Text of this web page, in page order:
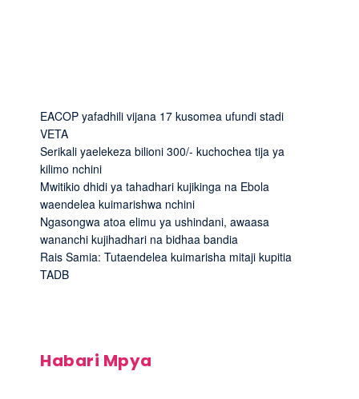
EACOP yafadhili vijana 17 kusomea ufundi stadi
VETA
Serikali yaelekeza bilioni 300/- kuchochea tija ya
kilimo nchini
Mwitikio dhidi ya tahadhari kujikinga na Ebola
waendelea kuimarishwa nchini
Ngasongwa atoa elimu ya ushindani, awaasa
wananchi kujihadhari na bidhaa bandia
Rais Samia: Tutaendelea kuimarisha mitaji kupitia
TADB
Habari Mpya